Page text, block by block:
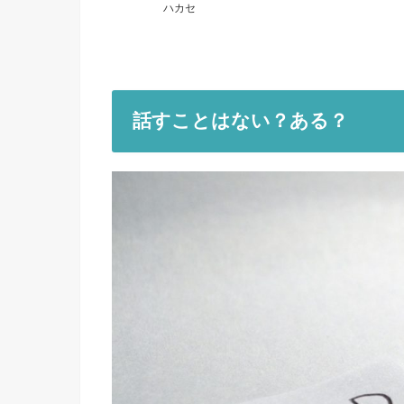
ハカセ
話すことはない？ある？